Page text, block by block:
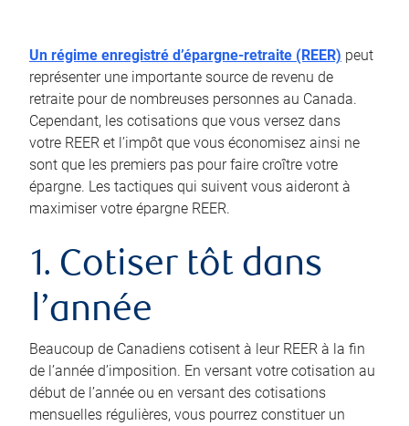
Un régime enregistré d’épargne-retraite (REER) peut
représenter une importante source de revenu de
retraite pour de nombreuses personnes au Canada.
Cependant, les cotisations que vous versez dans
votre REER et l’impôt que vous économisez ainsi ne
sont que les premiers pas pour faire croître votre
épargne. Les tactiques qui suivent vous aideront à
maximiser votre épargne REER.
1. Cotiser tôt dans
l’année
Beaucoup de Canadiens cotisent à leur REER à la fin
de l’année d’imposition. En versant votre cotisation au
début de l’année ou en versant des cotisations
mensuelles régulières, vous pourrez constituer un